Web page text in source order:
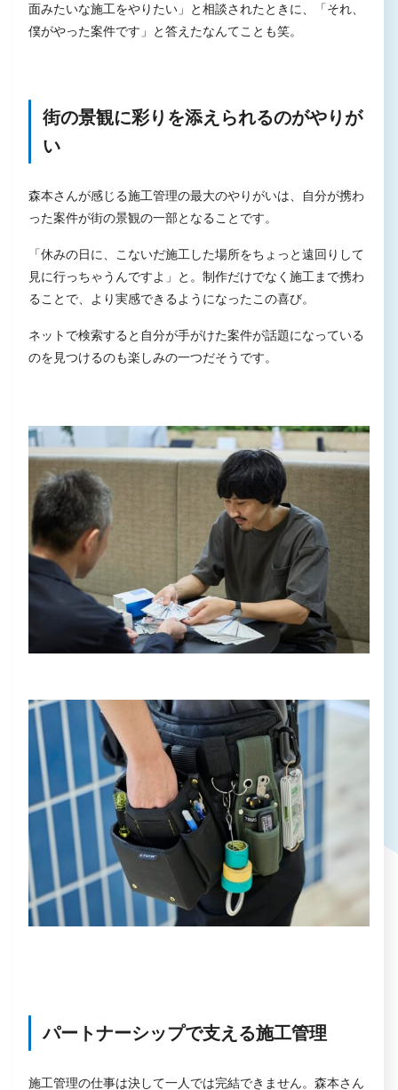
面みたいな施工をやりたい」と相談されたときに、「それ、
僕がやった案件です」と答えたなんてことも笑。
街の景観に彩りを添えられるのがやりが
い
森本さんが感じる施工管理の最大のやりがいは、自分が携わ
った案件が街の景観の一部となることです。
「休みの日に、こないだ施工した場所をちょっと遠回りして
見に行っちゃうんですよ」と。制作だけでなく施工まで携わ
ることで、より実感できるようになったこの喜び。
ネットで検索すると自分が手がけた案件が話題になっている
のを見つけるのも楽しみの一つだそうです。
パートナーシップで支える施工管理
施工管理の仕事は決して一人では完結できません。森本さん